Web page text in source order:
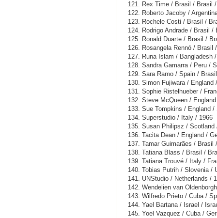
121. Rex Time / Brasil / Brasil
122. Roberto Jacoby /
123. Rochele Costi / Brasil /
124. Rodrigo Andrade / Brasil /
125. Ronald Duarte / Brasil /
126. Rosangela Rennó / Brasil
127. Runa Islam / Bangladesh
128. Sandra Gamarra / Peru /
129. Sara Ramo / Spain /
130. Simon Fujiwara / England
131. Sophie Ristelhueber /
132. Steve McQueen /
133. Sue Tompkins / England /
134. Superstudio / Italy / 1966
135. Susan Philipsz / Scotland
136. Tacita Dean / England /
137. Tamar Guimarães / Brasil
138. Tatiana Blass / Brasil /
139. Tatiana Trouvé / Italy /
140. Tobias Putrih / Slovenia /
141. UNStudio / Netherlands /
142. Wendelien van
143. Wilfredo Prieto / Cuba /
144. Yael Bartana / Israel /
145. Yoel Vazquez / Cuba /